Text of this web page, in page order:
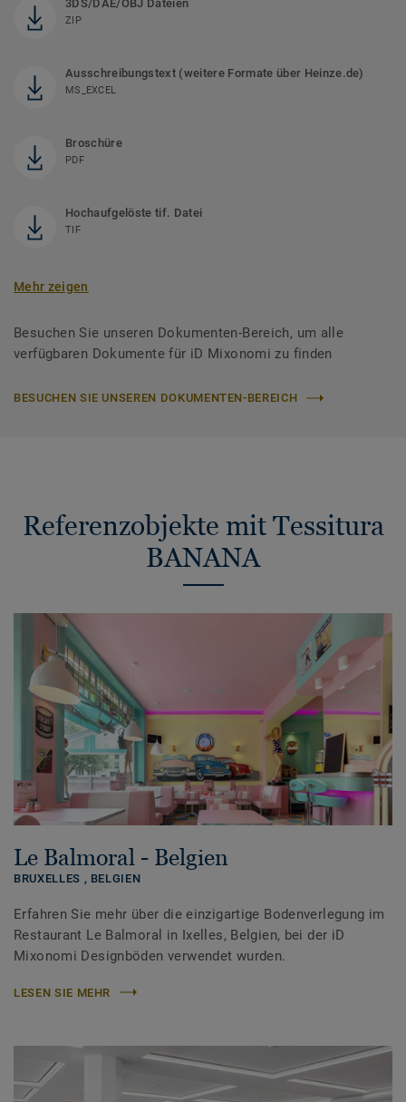
3DS/DAE/OBJ Dateien
ZIP
Ausschreibungstext (weitere Formate über Heinze.de)
MS_EXCEL
Broschüre
PDF
Hochaufgelöste tif. Datei
TIF
Mehr zeigen
Besuchen Sie unseren Dokumenten-Bereich, um alle
verfügbaren Dokumente für iD Mixonomi zu finden
BESUCHEN SIE UNSEREN DOKUMENTEN-BEREICH
Referenzobjekte mit Tessitura
BANANA
Le Balmoral - Belgien
BRUXELLES , BELGIEN
Erfahren Sie mehr über die einzigartige Bodenverlegung im
Restaurant Le Balmoral in Ixelles, Belgien, bei der iD
Mixonomi Designböden verwendet wurden.
LESEN SIE MEHR